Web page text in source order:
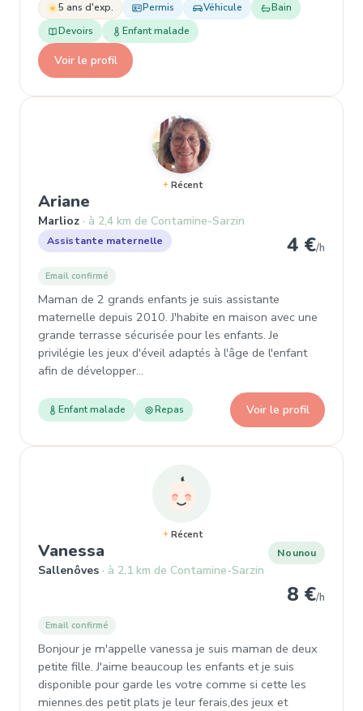
5 ans d'exp. Permis Véhicule
Bain
Devoirs
Enfant malade
Voir le profil
Récent
Ariane
Marlioz à 2,4 km de Contamine-Sarzin
Assistante maternelle 4 €/h
Email confirmé
Maman de 2 grands enfants je suis assistante
maternelle depuis 2010. J'habite en maison avec une
grande terrasse sécurisée pour les enfants. Je
privilégie les jeux d'éveil adaptés à l'âge de l'enfant
afin de développer…
Enfant malade Repas Voir le profil
Récent
Vanessa , Garde d'enfant à Sallenôves
Sallenôves à 2,1 km de Contamine-Sarzin
Nounou
8 €/h
Email confirmé
Bonjour je m'appelle vanessa je suis maman de deux
petite fille. J'aime beaucoup les enfants et je suis
disponible pour garde les votre comme si cette les
miennes.des petit plats je leur ferais,des jeux et